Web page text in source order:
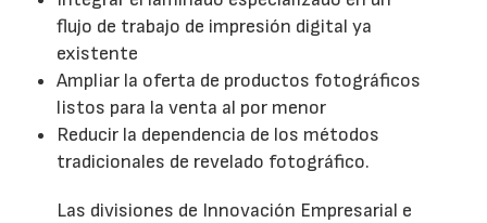
flujo de trabajo de impresión digital ya
existente
Ampliar la oferta de productos fotográficos
listos para la venta al por menor
Reducir la dependencia de los métodos
tradicionales de revelado fotográfico.
Las divisiones de Innovación Empresarial e